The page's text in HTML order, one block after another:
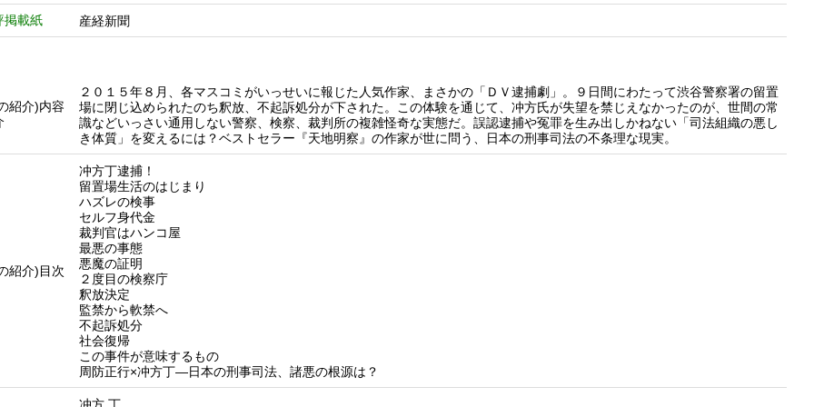
掲載紙 産経新聞
紹介)内容
２０１５年８月、各マスコミがいっせいに報じた人気作家、まさかの「ＤＶ逮捕劇」。９日間にわたって渋谷警察署の留置
場に閉じ込められたのち釈放、不起訴処分が下された。この体験を通じて、冲方氏が失望を禁じえなかったのが、世間の常
識などいっさい通用しない警察、検察、裁判所の複雑怪奇な実態だ。誤認逮捕や冤罪を生み出しかねない「司法組織の悪し
き体質」を変えるには？ベストセラー『天地明察』の作家が世に問う、日本の刑事司法の不条理な現実。
紹介)目次
冲方丁逮捕！
留置場生活のはじまり
ハズレの検事
セルフ身代金
裁判官はハンコ屋
最悪の事態
悪魔の証明
２度目の検察庁
釈放決定
監禁から軟禁へ
不起訴処分
社会復帰
この事件が意味するもの
周防正行×冲方丁―日本の刑事司法、諸悪の根源は？